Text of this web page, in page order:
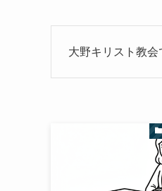
大野キリスト教